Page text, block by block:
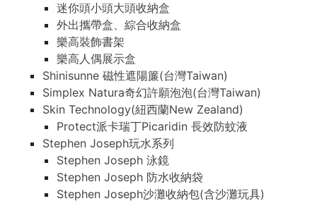
迷你頭小頭大頭收納盒
外出攜帶盒、綜合收納盒
樂高裝飾書架
樂高人偶展示盒
Shinisunne 磁性遮陽簾(台灣Taiwan)
Simplex Natura奇幻許願泡泡(台灣Taiwan)
Skin Technology(紐西蘭New Zealand)
Protect派卡瑞丁Picaridin 長效防蚊液
Stephen Joseph玩水系列
Stephen Joseph 泳鏡
Stephen Joseph 防水收納袋
Stephen Joseph沙灘收納包(含沙灘玩具)